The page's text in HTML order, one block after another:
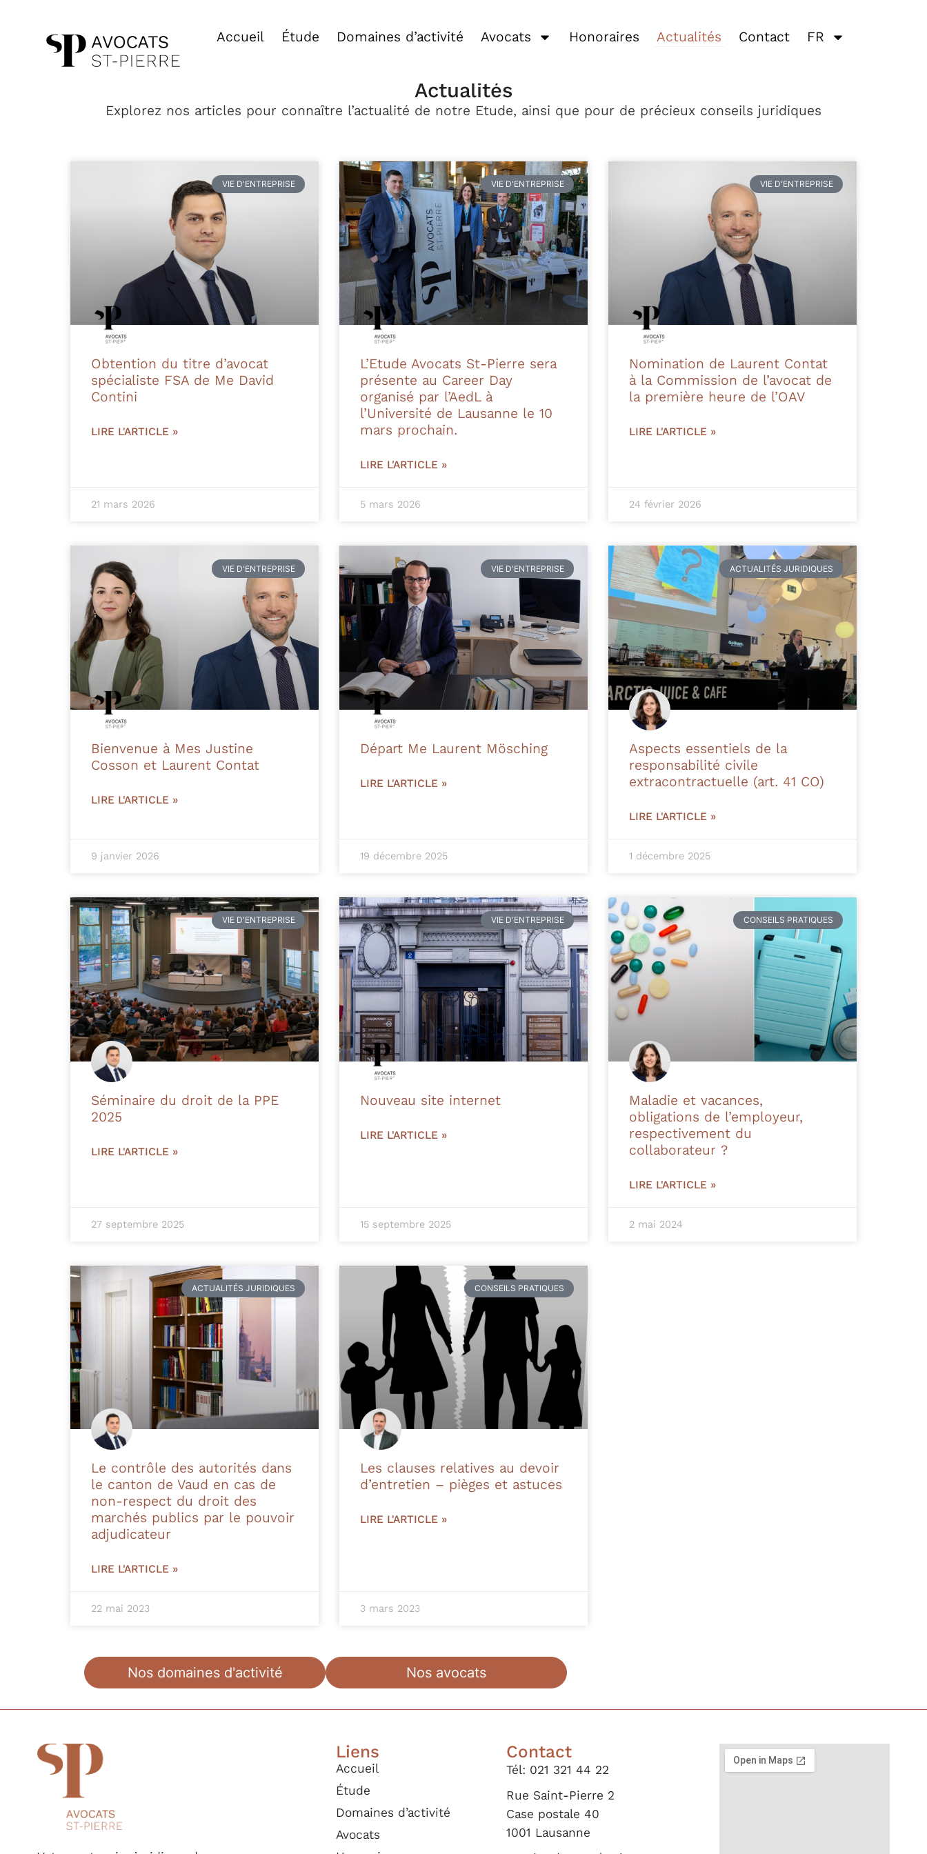
Accueil Étude Domaines d’activité Avocats Honoraires Actualités Contact FR
Actualités
Explorez nos articles pour connaître l’actualité de notre Etude, ainsi que pour de précieux conseils juridiques
VIE D'ENTREPRISE
Obtention du titre d’avocat
spécialiste FSA de Me David
Contini
LIRE L'ARTICLE »
21 mars 2026
VIE D'ENTREPRISE
L’Etude Avocats St-Pierre sera
présente au Career Day
organisé par l’AedL à
l’Université de Lausanne le 10
mars prochain.
LIRE L'ARTICLE »
5 mars 2026
VIE D'ENTREPRISE
Nomination de Laurent Contat
à la Commission de l’avocat de
la première heure de l’OAV
LIRE L'ARTICLE »
24 février 2026
VIE D'ENTREPRISE
Bienvenue à Mes Justine
Cosson et Laurent Contat
LIRE L'ARTICLE »
9 janvier 2026
VIE D'ENTREPRISE
Départ Me Laurent Mösching
LIRE L'ARTICLE »
19 décembre 2025
ACTUALITÉS JURIDIQUES
Aspects essentiels de la
responsabilité civile
extracontractuelle (art. 41 CO)
LIRE L'ARTICLE »
1 décembre 2025
VIE D'ENTREPRISE
Séminaire du droit de la PPE
2025
LIRE L'ARTICLE »
27 septembre 2025
VIE D'ENTREPRISE
Nouveau site internet
LIRE L'ARTICLE »
15 septembre 2025
CONSEILS PRATIQUES
Maladie et vacances,
obligations de l’employeur,
respectivement du
collaborateur ?
LIRE L'ARTICLE »
2 mai 2024
ACTUALITÉS JURIDIQUES
Le contrôle des autorités dans
le canton de Vaud en cas de
non-respect du droit des
marchés publics par le pouvoir
adjudicateur
LIRE L'ARTICLE »
22 mai 2023
CONSEILS PRATIQUES
Les clauses relatives au devoir
d’entretien – pièges et astuces
LIRE L'ARTICLE »
3 mars 2023
Nos domaines d'activité Nos avocats
Liens
Accueil
Étude
Domaines d’activité
Avocats
Contact
Tél: 021 321 44 22
Rue Saint-Pierre 2
Case postale 40
1001 Lausanne​